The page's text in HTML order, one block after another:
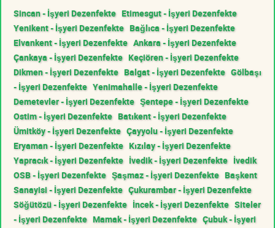
Sincan - İşyeri Dezenfekte Etimesgut - İşyeri Dezenfekte
Yenikent - İşyeri Dezenfekte Bağlıca - İşyeri Dezenfekte
Elvankent - İşyeri Dezenfekte Ankara - İşyeri Dezenfekte
Çankaya - İşyeri Dezenfekte Keçiören - İşyeri Dezenfekte
Dikmen - İşyeri Dezenfekte Balgat - İşyeri Dezenfekte Gölbaşı
- İşyeri Dezenfekte Yenimahalle - İşyeri Dezenfekte
Demetevler - İşyeri Dezenfekte Şentepe - İşyeri Dezenfekte
Ostim - İşyeri Dezenfekte Batıkent - İşyeri Dezenfekte
Ümitköy - İşyeri Dezenfekte Çayyolu - İşyeri Dezenfekte
Eryaman - İşyeri Dezenfekte Kızılay - İşyeri Dezenfekte
Yapracık - İşyeri Dezenfekte İvedik - İşyeri Dezenfekte İvedik
OSB - İşyeri Dezenfekte Şaşmaz - İşyeri Dezenfekte Başkent
Sanayisi - İşyeri Dezenfekte Çukurambar - İşyeri Dezenfekte
Söğütözü - İşyeri Dezenfekte İncek - İşyeri Dezenfekte Siteler
- İşyeri Dezenfekte Mamak - İşyeri Dezenfekte Çubuk - İşyeri